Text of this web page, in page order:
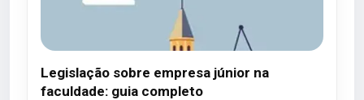
Legislação sobre empresa júnior na
faculdade: guia completo